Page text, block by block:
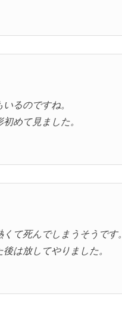
るのですね。
めて見ました。
て死んでしまうそうです。
は放してやりました。